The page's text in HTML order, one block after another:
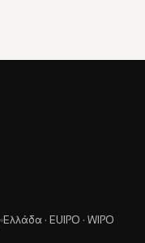
Ελλάδα · EUIPO · WIPO